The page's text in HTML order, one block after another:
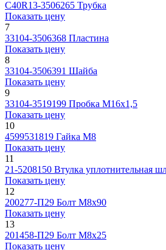
C40R13-3506265 Трубка
Показать цену
7
33104-3506368 Пластина
Показать цену
8
33104-3506391 Шайба
Показать цену
9
33104-3519199 Пробка М16х1,5
Показать цену
10
4599531819 Гайка М8
Показать цену
11
21-5208150 Втулка уплотнительная
Показать цену
12
200277-П29 Болт М8х90
Показать цену
13
201458-П29 Болт М8х25
Показать цену